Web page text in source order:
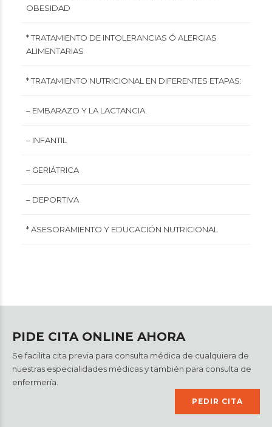
OBESIDAD
* TRATAMIENTO DE INTOLERANCIAS Ó ALERGIAS
ALIMENTARIAS
* TRATAMIENTO NUTRICIONAL EN DIFERENTES ETAPAS:
– EMBARAZO Y LA LACTANCIA.
– INFANTIL
– GERIÁTRICA
– DEPORTIVA
* ASESORAMIENTO Y EDUCACIÓN NUTRICIONAL
PIDE CITA ONLINE AHORA
Se facilita cita previa para consulta médica de cualquiera de
nuestras especialidades médicas y también para consulta de
enfermería.
PEDIR CITA